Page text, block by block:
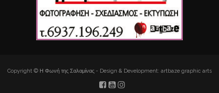
Copyright © Η Φωνή της Σαλαμίνας - Design & Development: artbaze graphic arts